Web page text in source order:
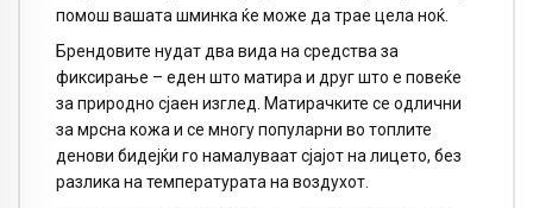
помош вашата шминка ќе може да трае цела ноќ.
Брендовите нудат два вида на средства за
фиксирање – еден што матира и друг што е повеќе
за природно сјаен изглед. Матирачките се одлични
за мрсна кожа и се многу популарни во топлите
денови бидејќи го намалуваат сјајот на лицето, без
разлика на температурата на воздухот.